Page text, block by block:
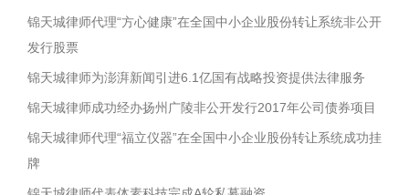
锦天城律师代理“方心健康”在全国中小企业股份转让系统非公开
发行股票
锦天城律师为澎湃新闻引进6.1亿国有战略投资提供法律服务
锦天城律师成功经办扬州广陵非公开发行2017年公司债券项目
锦天城律师代理“福立仪器”在全国中小企业股份转让系统成功挂
牌